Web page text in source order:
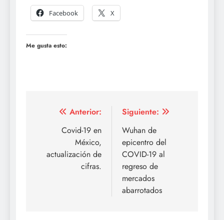
Facebook
X
Me gusta esto:
Navegación
entradas
Anterior:
Covid-19 en
México,
actualización de
cifras.
Siguiente:
Wuhan de
epicentro del
COVID-19 al
regreso de
mercados
abarrotados